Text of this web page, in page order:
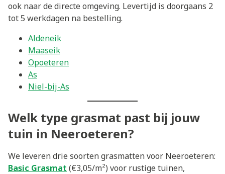
ook naar de directe omgeving. Levertijd is doorgaans 2
tot 5 werkdagen na bestelling.
Aldeneik
Maaseik
Opoeteren
As
Niel-bij-As
Welk type grasmat past bij jouw
tuin in Neeroeteren?
We leveren drie soorten grasmatten voor Neeroeteren:
Basic Grasmat (€3,05/m²) voor rustige tuinen,